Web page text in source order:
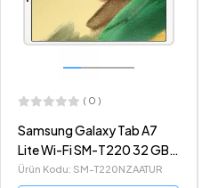
( 0 )
Samsung Galaxy Tab A7
Lite Wi-Fi SM-T220 32 GB
8.7" Tablet
Ürün Kodu: SM-T220NZAATUR